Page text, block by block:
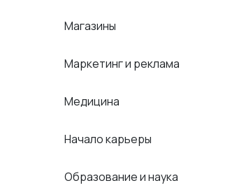
Магазины
Маркетинг и реклама
Медицина
Начало карьеры
Образование и наука